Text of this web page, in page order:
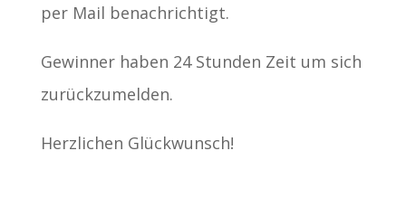
per Mail benachrichtigt.
Gewinner haben 24 Stunden Zeit um sich
zurückzumelden.
Herzlichen Glückwunsch!